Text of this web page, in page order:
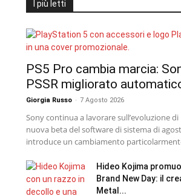
I più letti
PS5 Pro cambia marcia:
PSSR migliorato
Giorgia Russo - 7 Agosto 2026
Sony continua a lavorare sull’evoluzione di
nuova beta del software di sistema di
introduce un cambiamento
Hideo Kojima
Brand New Day: il
Metal...